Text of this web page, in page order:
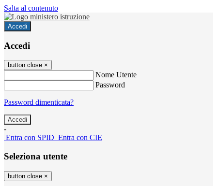
Salta al contenuto
Accedi
Accedi
button close ×
Nome Utente
Password
Password dimenticata?
-
Entra con SPID Entra con CIE
Seleziona utente
button close ×